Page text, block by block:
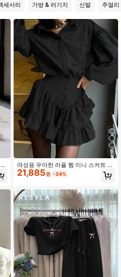
세서리 가방 & 러기지 신발 주얼
5
여성용 우아한 러플 헴 미니 스커트 2
피스 세트, 솔리드 컬러, 우아한 블랙
21,885원 -34%